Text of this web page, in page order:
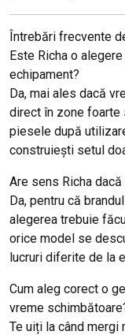
Întrebări frecvente
Este Richa o
echipament?
Da, mai ales dacă
direct în zone foarte
piesele după
construiești setul
Are sens Richa
Da, pentru că
alegerea trebuie
orice model se
lucruri diferite de la
Cum aleg corect o
vreme
Te uiți la când